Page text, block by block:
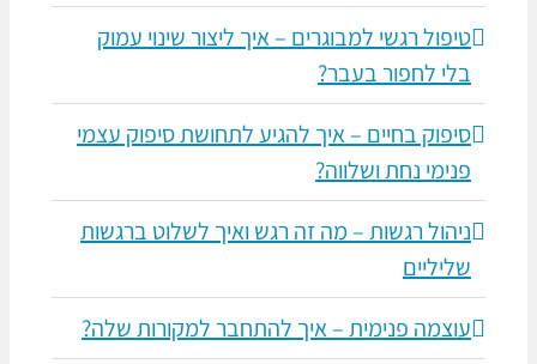
טיפול רגשי למבוגרים – איך ליצור שינוי עמוק
בלי לחפור בעבר?
סיפוק בחיים – איך להגיע לתחושת סיפוק עצמי
פנימי נחת ושלווה?
ניהול רגשות – מה זה רגש ואיך לשלוט ברגשות
שליליים
עוצמה פנימית – איך להתחבר למקורות שלה?